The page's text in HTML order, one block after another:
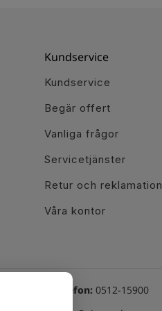
Kundservice
Kundservice
Begär offert
Vanliga frågor
Servicetjänster
Retur och reklamation
Våra kontor
Växel telefon: 0512-15900